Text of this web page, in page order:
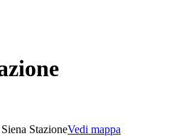
Siena StazioneVedi mappa